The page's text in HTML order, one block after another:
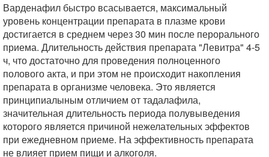
Варденафил быстро всасывается, максимальный
уровень концентрации препарата в плазме крови
достигается в среднем через 30 мин после перорального
приема. Длительность действия препарата "Левитра" 4-5
ч, что достаточно для проведения полноценного
полового акта, и при этом не происходит накопления
препарата в организме человека. Это является
принципиалыным отличием от тадалафила,
значительная длительность периода полувыведения
которого является причиной нежелательных эффектов
при ежедневном приеме. На эффективность препарата
не влияет прием пищи и алкоголя.